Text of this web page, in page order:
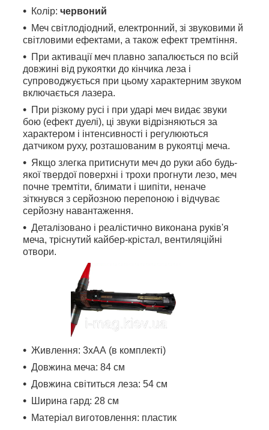
Колір: червоний
Меч світлодіодний, електронний, зі звуковими й
світловими ефектами, а також ефект тремтіння.
При активації меч плавно запалюється по всій
довжині від рукоятки до кінчика леза і
супроводжується при цьому характерним звуком
включається лазера.
При різкому русі і при ударі меч видає звуки
бою (ефект дуелі), ці звуки відрізняються за
характером і інтенсивності і регулюються
датчиком руху, розташованим в рукоятці меча.
Якщо злегка притиснути меч до руки або будь-
якої твердої поверхні і трохи прогнути лезо, меч
почне тремтіти, блимати і шипіти, неначе
зіткнувся з серйозною перепоною і відчуває
серйозну навантаження.
Деталізовано і реалістично виконана руків'я
меча, тріснутий кайбер-крістал, вентиляційні
отвори.
Живлення: 3хАА (в комплекті)
Довжина меча: 84 см
Довжина світиться леза: 54 см
Ширина гард: 28 см
Матеріал виготовлення: пластик